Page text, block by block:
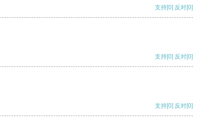
支持[0] 反对[0]
支持[0] 反对[0]
支持[0] 反对[0]